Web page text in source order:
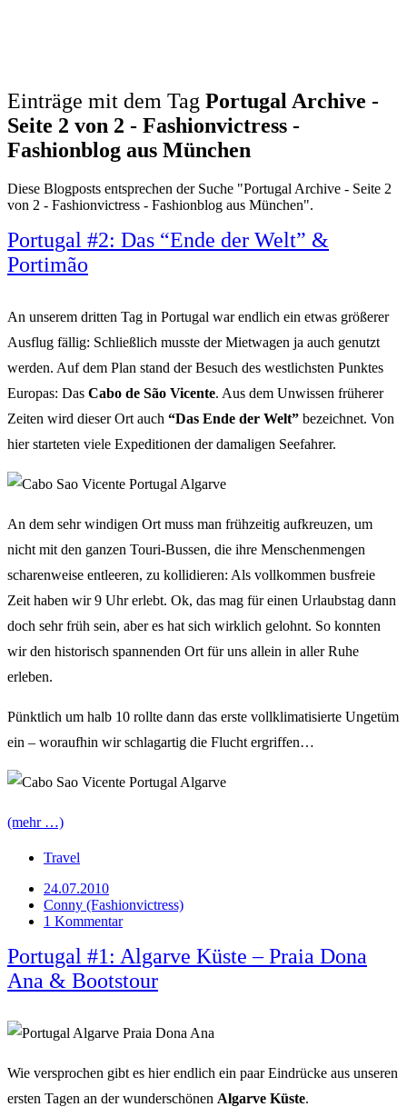
Einträge mit dem Tag Portugal Archive -
Seite 2 von 2 - Fashionvictress -
Fashionblog aus München
Diese Blogposts entsprechen der Suche "Portugal Archive - Seite 2
von 2 - Fashionvictress - Fashionblog aus München".
Portugal #2: Das “Ende der Welt” &
Portimão
An unserem dritten Tag in Portugal war endlich ein etwas größerer
Ausflug fällig: Schließlich musste der Mietwagen ja auch genutzt
werden. Auf dem Plan stand der Besuch des westlichsten Punktes
Europas: Das Cabo de São Vicente. Aus dem Unwissen früherer
Zeiten wird dieser Ort auch “Das Ende der Welt” bezeichnet. Von
hier starteten viele Expeditionen der damaligen Seefahrer.
An dem sehr windigen Ort muss man frühzeitig aufkreuzen, um
nicht mit den ganzen Touri-Bussen, die ihre Menschenmengen
scharenweise entleeren, zu kollidieren: Als vollkommen busfreie
Zeit haben wir 9 Uhr erlebt. Ok, das mag für einen Urlaubstag dann
doch sehr früh sein, aber es hat sich wirklich gelohnt. So konnten
wir den historisch spannenden Ort für uns allein in aller Ruhe
erleben.
Pünktlich um halb 10 rollte dann das erste vollklimatisierte Ungetüm
ein – woraufhin wir schlagartig die Flucht ergriffen…
(mehr …)
Travel
24.07.2010
Conny (Fashionvictress)
1 Kommentar
Portugal #1: Algarve Küste – Praia Dona
Ana & Bootstour
Wie versprochen gibt es hier endlich ein paar Eindrücke aus unseren
ersten Tagen an der wunderschönen Algarve Küste.